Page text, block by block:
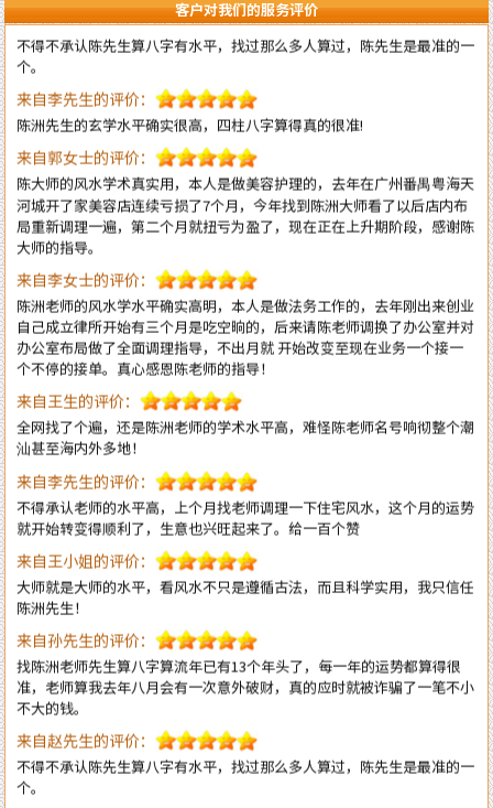
客户对我们的服务评价
个。
来自李先生的评价：
陈洲先生的玄学水平确实很高，四柱八字算得真的很准!
来自郭女士的评价：
陈大师的风水学术真实用，本人是做美容护理的，去年在广州番禺粤海天
河城开了家美容店连续亏损了7个月，今年找到陈洲大师看了以后店内布
局重新调理一遍，第二个月就扭亏为盈了，现在正在上升期阶段，感谢陈
大师的指导。
来自李女士的评价：
陈洲老师的风水学水平确实高明，本人是做法务工作的，去年刚出来创业
自己成立律所开始有三个月是吃空晌的，后来请陈老师调换了办公室并对
办公室布局做了全面调理指导，不出月就 开始改变至现在业务一个接一
个不停的接单。真心感恩陈老师的指导！
来自王生的评价：
全网找了个遍，还是陈洲老师的学术水平高，难怪陈老师名号响彻整个潮
汕甚至海内外多地！
来自李先生的评价：
不得承认老师的水平高，上个月找老师调理一下住宅风水，这个月的运势
就开始转变得顺利了，生意也兴旺起来了。给一百个赞
来自王小姐的评价：
大师就是大师的水平，看风水不只是遵循古法，而且科学实用，我只信任
陈洲先生！
来自孙先生的评价：
找陈洲老师先生算八字算流年已有13个年头了，每一年的运势都算得很
准，老师算我去年八月会有一次意外破财，真的应时就被诈骗了一笔不小
不大的钱。
来自赵先生的评价：
不得不承认陈先生算八字有水平，找过那么多人算过，陈先生是最准的一
个。
来自李先生的评价：
陈洲先生的玄学水平确实很高，四柱八字算得真的很准!